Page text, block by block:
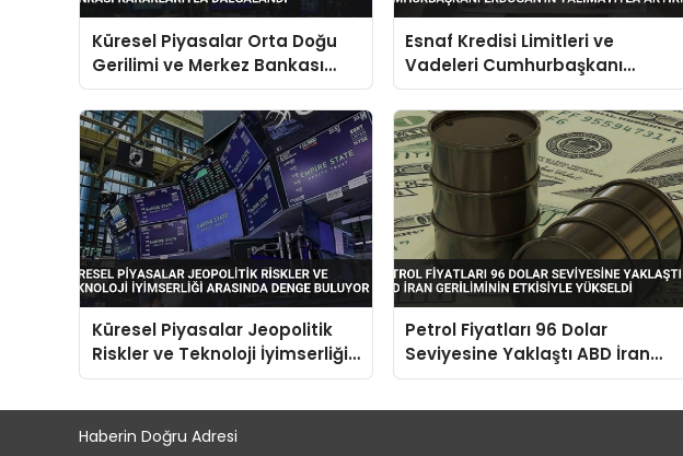
Küresel Piyasalar Orta Doğu
Gerilimi ve Merkez Bankası
Kararlarıyla Dalgalandı
Esnaf Kredisi Limitleri ve
Vadeleri Cumhurbaşkanı
Erdoğan’ın Talimatıyla Artırıldı
Küresel Piyasalar Jeopolitik
Riskler ve Teknoloji İyimserliği
Arasında Denge Buluyor
Petrol Fiyatları 96 Dolar
Seviyesine Yaklaştı ABD İran
Geriliminin Etkisiyle Yükseldi
Haberin Doğru Adresi